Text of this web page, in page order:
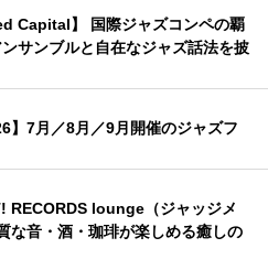
Capital】 国際ジャズコンペの覇
サンブルと自在なジャズ話法を披
】7月／8月／9月開催のジャズフ
RECORDS lounge（ジャッジメ
な音・酒・珈琲が楽しめる癒しの